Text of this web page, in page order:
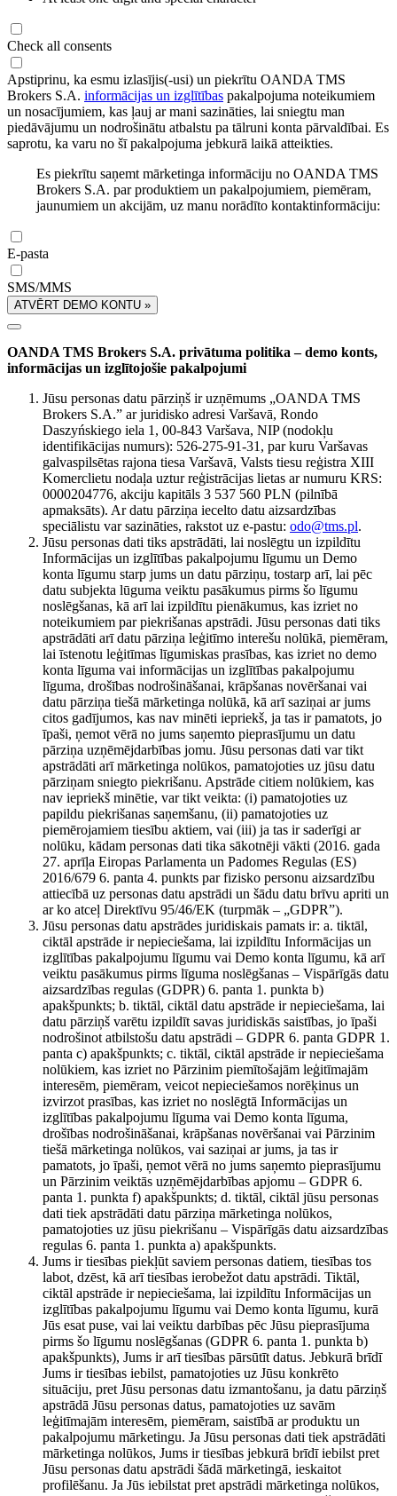
Check all consents
Apstiprinu, ka esmu izlasījis(-usi) un piekrītu OANDA TMS
Brokers S.A. informācijas un izglītības pakalpojuma noteikumiem
un nosacījumiem, kas ļauj ar mani sazināties, lai sniegtu man
piedāvājumu un nodrošinātu atbalstu pa tālruni konta pārvaldībai. Es
saprotu, ka varu no šī pakalpojuma jebkurā laikā atteikties.
Es piekrītu saņemt mārketinga informāciju no OANDA TMS
Brokers S.A. par produktiem un pakalpojumiem, piemēram,
jaunumiem un akcijām, uz manu norādīto kontaktinformāciju:
E-pasta
SMS/MMS
ATVĒRT DEMO KONTU »
OANDA TMS Brokers S.A. privātuma politika – demo konts,
informācijas un izglītojošie pakalpojumi
Jūsu personas datu pārziņš ir uzņēmums „OANDA TMS
Brokers S.A.” ar juridisko adresi Varšavā, Rondo
Daszyńskiego iela 1, 00-843 Varšava, NIP (nodokļu
identifikācijas numurs): 526-275-91-31, par kuru Varšavas
galvaspilsētas rajona tiesa Varšavā, Valsts tiesu reģistra XIII
Komerclietu nodaļa uztur reģistrācijas lietas ar numuru KRS:
0000204776, akciju kapitāls 3 537 560 PLN (pilnībā
apmaksāts). Ar datu pārziņa iecelto datu aizsardzības
speciālistu var sazināties, rakstot uz e-pastu: odo@tms.pl.
Jūsu personas dati tiks apstrādāti, lai noslēgtu un izpildītu
Informācijas un izglītības pakalpojumu līgumu un Demo
konta līgumu starp jums un datu pārziņu, tostarp arī, lai pēc
datu subjekta lūguma veiktu pasākumus pirms šo līgumu
noslēgšanas, kā arī lai izpildītu pienākumus, kas izriet no
noteikumiem par piekrišanas apstrādi. Jūsu personas dati tiks
apstrādāti arī datu pārziņa leģitīmo interešu nolūkā, piemēram,
lai īstenotu leģitīmas līgumiskas prasības, kas izriet no demo
konta līguma vai informācijas un izglītības pakalpojumu
līguma, drošības nodrošināšanai, krāpšanas novēršanai vai
datu pārziņa tiešā mārketinga nolūkā, kā arī saziņai ar jums
citos gadījumos, kas nav minēti iepriekš, ja tas ir pamatots, jo
īpaši, ņemot vērā no jums saņemto pieprasījumu un datu
pārziņa uzņēmējdarbības jomu. Jūsu personas dati var tikt
apstrādāti arī mārketinga nolūkos, pamatojoties uz jūsu datu
pārziņam sniegto piekrišanu. Apstrāde citiem nolūkiem, kas
nav iepriekš minētie, var tikt veikta: (i) pamatojoties uz
papildu piekrišanas saņemšanu, (ii) pamatojoties uz
piemērojamiem tiesību aktiem, vai (iii) ja tas ir saderīgi ar
nolūku, kādam personas dati tika sākotnēji vākti (2016. gada
27. aprīļa Eiropas Parlamenta un Padomes Regulas (ES)
2016/679 6. panta 4. punkts par fizisko personu aizsardzību
attiecībā uz personas datu apstrādi un šādu datu brīvu apriti un
ar ko atceļ Direktīvu 95/46/EK (turpmāk – „GDPR”).
Jūsu personas datu apstrādes juridiskais pamats ir: a. tiktāl,
ciktāl apstrāde ir nepieciešama, lai izpildītu Informācijas un
izglītības pakalpojumu līgumu vai Demo konta līgumu, kā arī
veiktu pasākumus pirms līguma noslēgšanas – Vispārīgās datu
aizsardzības regulas (GDPR) 6. panta 1. punkta b)
apakšpunkts; b. tiktāl, ciktāl datu apstrāde ir nepieciešama, lai
datu pārziņš varētu izpildīt savas juridiskās saistības, jo īpaši
nodrošinot atbilstošu datu apstrādi – GDPR 6. panta GDPR 1.
panta c) apakšpunkts; c. tiktāl, ciktāl apstrāde ir nepieciešama
nolūkiem, kas izriet no Pārzinim piemītošajām leģitīmajām
interesēm, piemēram, veicot nepieciešamos norēķinus un
izvirzot prasības, kas izriet no noslēgtā Informācijas un
izglītības pakalpojumu līguma vai Demo konta līguma,
drošības nodrošināšanai, krāpšanas novēršanai vai Pārzinim
tiešā mārketinga nolūkos, vai saziņai ar jums, ja tas ir
pamatots, jo īpaši, ņemot vērā no jums saņemto pieprasījumu
un Pārzinim veiktās uzņēmējdarbības apjomu – GDPR 6.
panta 1. punkta f) apakšpunkts; d. tiktāl, ciktāl jūsu personas
dati tiek apstrādāti datu pārziņa mārketinga nolūkos,
pamatojoties uz jūsu piekrišanu – Vispārīgās datu aizsardzības
regulas 6. panta 1. punkta a) apakšpunkts.
Jums ir tiesības piekļūt saviem personas datiem, tiesības tos
labot, dzēst, kā arī tiesības ierobežot datu apstrādi. Tiktāl,
ciktāl apstrāde ir nepieciešama, lai izpildītu Informācijas un
izglītības pakalpojumu līgumu vai Demo konta līgumu, kurā
Jūs esat puse, vai lai veiktu darbības pēc Jūsu pieprasījuma
pirms šo līgumu noslēgšanas (GDPR 6. panta 1. punkta b)
apakšpunkts), Jums ir arī tiesības pārsūtīt datus. Jebkurā brīdī
Jums ir tiesības iebilst, pamatojoties uz Jūsu konkrēto
situāciju, pret Jūsu personas datu izmantošanu, ja datu pārziņš
apstrādā Jūsu personas datus, pamatojoties uz savām
leģitīmajām interesēm, piemēram, saistībā ar produktu un
pakalpojumu mārketingu. Ja Jūsu personas dati tiek apstrādāti
mārketinga nolūkos, Jums ir tiesības jebkurā brīdī iebilst pret
Jūsu personas datu apstrādi šādā mārketingā, ieskaitot
profilēšanu. Ja Jūs iebilstat pret apstrādi mārketinga nolūkos,